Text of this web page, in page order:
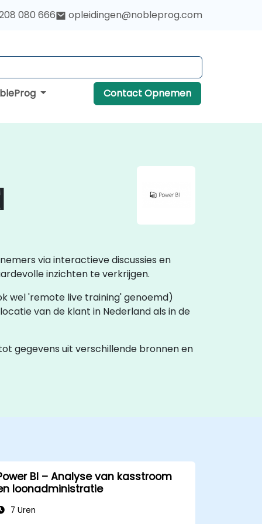
080 666 opleidingen@nobleprog.com
Contact Opnemen
via interactieve discussies en
inzichten te verkrijgen.
wel 'remote live training' genoemd)
van de klant in Nederland als in de
gegevens uit verschillende bronnen en
BI – Analyse van kasstroom
loonadministratie
7 Uren